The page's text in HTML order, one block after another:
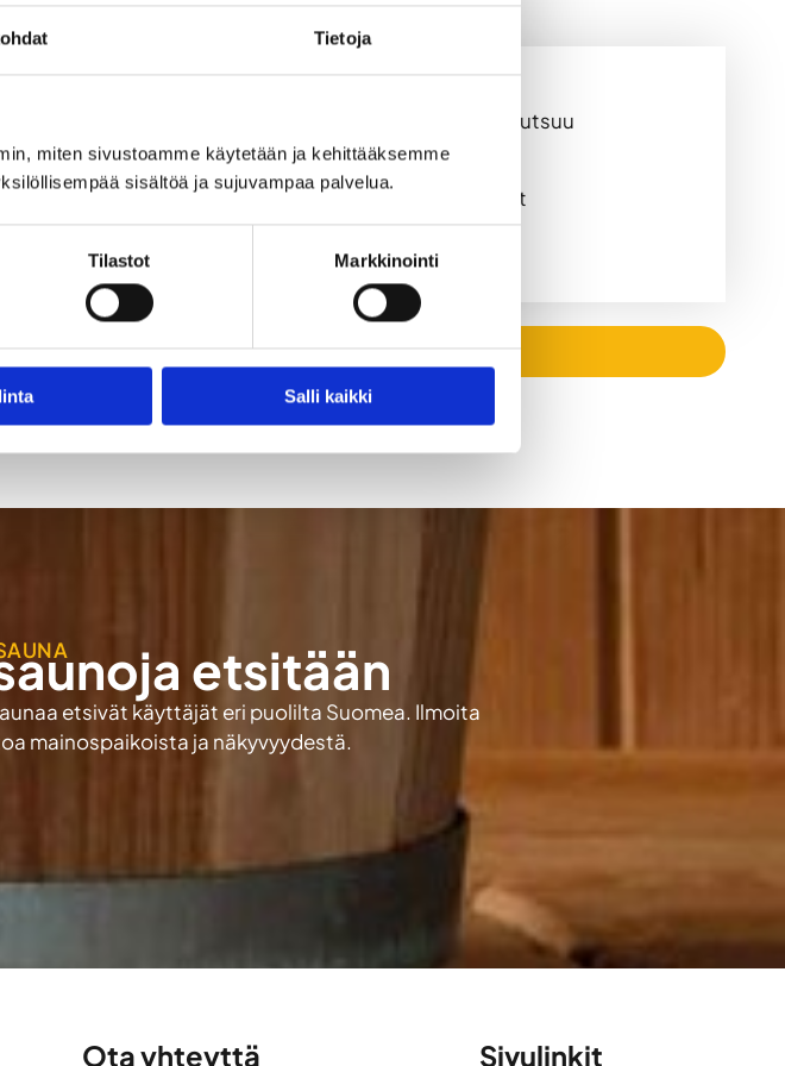
Tietoja
miten sivustoamme käytetään ja kehittääksemme
sisältöä ja sujuvampaa palvelua.
Tilastot Markkinointi
Salli kaikki
Lauteille mahtuu 17–20 henkilöä, ja vilvoitteluun kutsuu
joka tuo lisäluksusta saunailtaan.
ja pukuhuone. Savusaunalle on tilattavissa ruokailut
etsitään
etsivät käyttäjät eri puolilta Suomea. Ilmoita
mainospaikoista ja näkyvyydestä.
Ota yhteyttä Sivulinkit